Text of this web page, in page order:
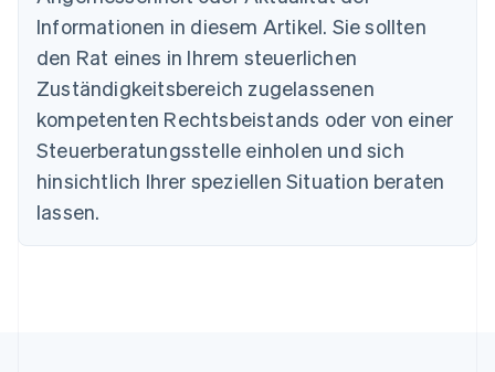
Informationen in diesem Artikel. Sie sollten
den Rat eines in Ihrem steuerlichen
Zuständigkeitsbereich zugelassenen
kompetenten Rechtsbeistands oder von einer
Steuerberatungsstelle einholen und sich
hinsichtlich Ihrer speziellen Situation beraten
lassen.
Bulgarien
English
Dänemark
Deutschland
DeutschEnglish
Estland
English
Festlandchina
简体中文
EnglishSvenska